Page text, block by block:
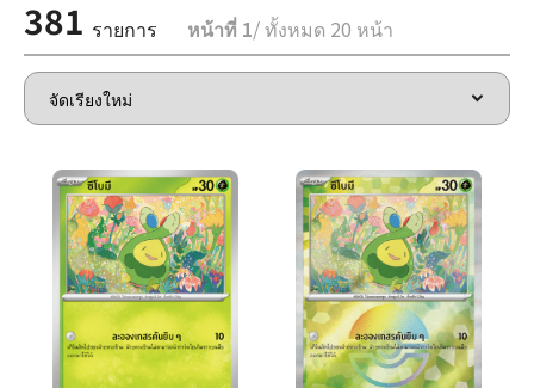
381 รายการ หน้าที่ 1/ ทั้งหมด 20 หน้า